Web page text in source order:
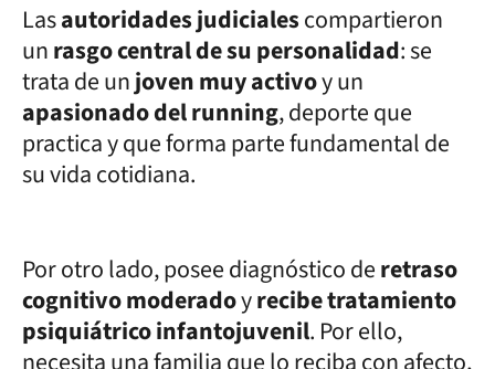
Lasautoridades judicialescompartieron
unrasgo central de su personalidad: se
trata de unjoven muy activoy un
apasionado del running, deporte que
practica y que forma parte fundamental de
su vida cotidiana.
Por otro lado, posee diagnóstico deretraso
cognitivo moderadoyrecibe tratamiento
psiquiátrico infantojuvenil. Por ello,